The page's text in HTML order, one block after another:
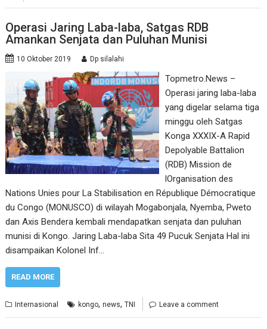
Operasi Jaring Laba-laba, Satgas RDB
Amankan Senjata dan Puluhan Munisi
10 Oktober 2019 Dp silalahi
Topmetro.News –
Operasi jaring laba-laba
yang digelar selama tiga
minggu oleh Satgas
Konga XXXIX-A Rapid
Depolyable Battalion
(RDB) Mission de
lOrganisation des
Nations Unies pour La Stabilisation en République Démocratique
du Congo (MONUSCO) di wilayah Mogabonjala, Nyemba, Pweto
dan Axis Bendera kembali mendapatkan senjata dan puluhan
munisi di Kongo. Jaring Laba-laba Sita 49 Pucuk Senjata Hal ini
disampaikan Kolonel Inf…
READ MORE
Internasional kongo,news,TNI Leave a comment